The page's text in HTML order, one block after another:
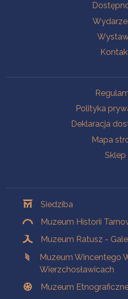
Polityka
Deklaracja
Mapa
Sklep
Siedziba
Muzeum Historii
Muzeum Ratusz -
Muzeum Wincentego
Wierzchosławicach
Muzeum